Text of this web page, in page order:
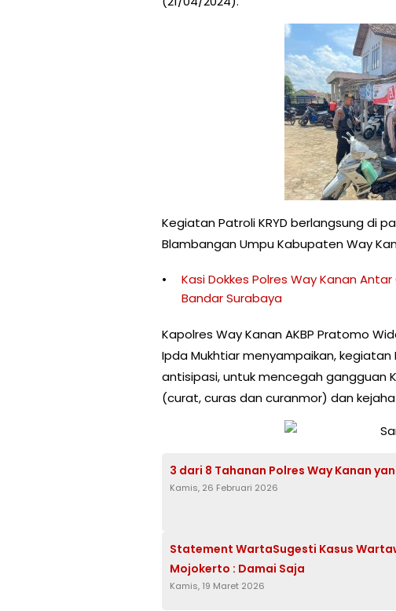
Kegiatan Patroli KRYD berlangsung di
Blambangan Umpu Kabupaten Way
Kasi Dokkes Polres Way Kanan
Bandar Surabaya
Kapolres Way Kanan AKBP Pratomo
Ipda Mukhtiar menyampaikan, kegiatan
antisipasi, untuk mencegah gangguan
(curat, curas dan curanmor) dan
3 dari 8 Tahanan Polres Way Kanan
Kamis, 26 Februari 2026
Statement WartaSugesti Kasus
Mojokerto : Damai Saja
Kamis, 19 Maret 2026